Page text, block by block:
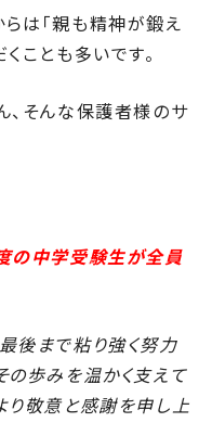
は「親も精神が鍛え
ことも多いです。
、そんな保護者様のサ
の中学受験生が全員
後まで粘り強く努力
の歩みを温かく支えて
り敬意と感謝を申し上